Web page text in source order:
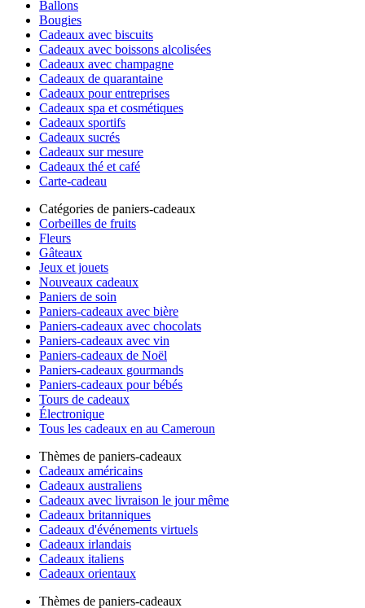
Ballons
Bougies
Cadeaux avec biscuits
Cadeaux avec boissons alcolisées
Cadeaux avec champagne
Cadeaux de quarantaine
Cadeaux pour entreprises
Cadeaux spa et cosmétiques
Cadeaux sportifs
Cadeaux sucrés
Cadeaux sur mesure
Cadeaux thé et café
Carte-cadeau
Catégories de paniers-cadeaux
Corbeilles de fruits
Fleurs
Gâteaux
Jeux et jouets
Nouveaux cadeaux
Paniers de soin
Paniers-cadeaux avec bière
Paniers-cadeaux avec chocolats
Paniers-cadeaux avec vin
Paniers-cadeaux de Noël
Paniers-cadeaux gourmands
Paniers-cadeaux pour bébés
Tours de cadeaux
Électronique
Tous les cadeaux en au Cameroun
Thèmes de paniers-cadeaux
Cadeaux américains
Cadeaux australiens
Cadeaux avec livraison le jour même
Cadeaux britanniques
Cadeaux d'événements virtuels
Cadeaux irlandais
Cadeaux italiens
Cadeaux orientaux
Thèmes de paniers-cadeaux